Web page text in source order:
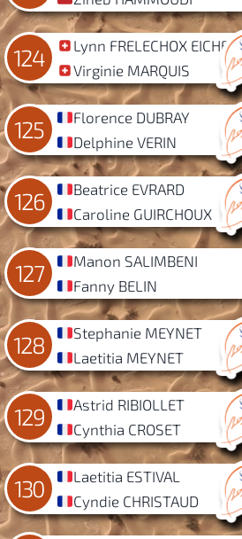
124
Lynn FRELECHOX EICHER
Virginie MARQUIS
125
Florence DUBRAY
Delphine VERIN
126
Beatrice EVRARD
Caroline GUIRCHOUX
127
Manon SALIMBENI
Fanny BELIN
128
Stephanie MEYNET
Laetitia MEYNET
129
Astrid RIBIOLLET
Cynthia CROSET
130
Laetitia ESTIVAL
Cyndie CHRISTAUD